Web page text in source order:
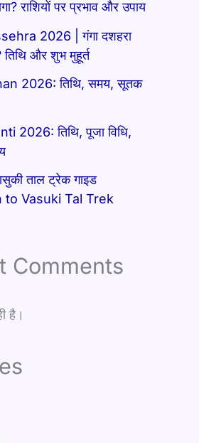
राशियों पर प्रभाव और उपाय
2026 | गंगा दशहरा
और शुभ मुहूर्त
2026: तिथि, समय, सूतक
2026: तिथि, पूजा विधि,
ताल ट्रेक गाइड
to Vasuki Tal Trek
Comments
है।